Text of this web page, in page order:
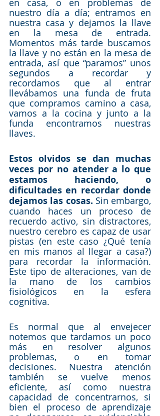
nuestro día a día; entramos en
nuestra casa y dejamos la llave
en la mesa de entrada.
Momentos más tarde buscamos
la llave y no están en la mesa de
entrada, así que “paramos” unos
segundos a recordar y
recordamos que al entrar
llevábamos una funda de fruta
que compramos camino a casa,
vamos a la cocina y junto a la
funda encontramos nuestras
llaves.
Estos olvidos se dan muchas
veces por no atender a lo que
estamos haciendo, o
dificultades en recordar donde
dejamos las cosas. Sin embargo,
cuando haces un proceso de
recuerdo activo, sin distractores,
nuestro cerebro es capaz de usar
pistas (en este caso ¿Qué tenía
en mis manos al llegar a casa?)
para recordar la información.
Este tipo de alteraciones, van de
la mano de los cambios
fisiológicos en la esfera
cognitiva.
Es normal que al envejecer
notemos que tardamos un poco
más en resolver algunos
problemas, o en tomar
decisiones. Nuestra atención
también se vuelve menos
eficiente, así como nuestra
capacidad de concentrarnos, si
bien el proceso de aprendizaje